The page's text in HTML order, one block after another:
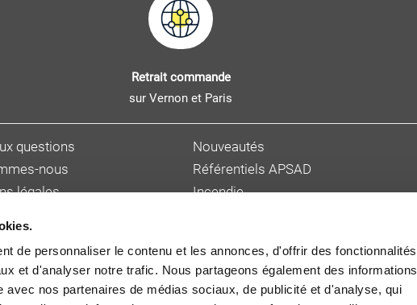
de personnaliser le contenu et les annonces, d'offrir des fonctionnalités
et d'analyser notre trafic. Nous partageons également des informations
avec nos partenaires de médias sociaux, de publicité et d'analyse, qui
Retrait commande
sur Vernon et Paris
questions
nous
légales
délai de livraison
auteur
Nouveautés
Référentiels APSAD
Incendie
Gestion des risques
Cybersécurité